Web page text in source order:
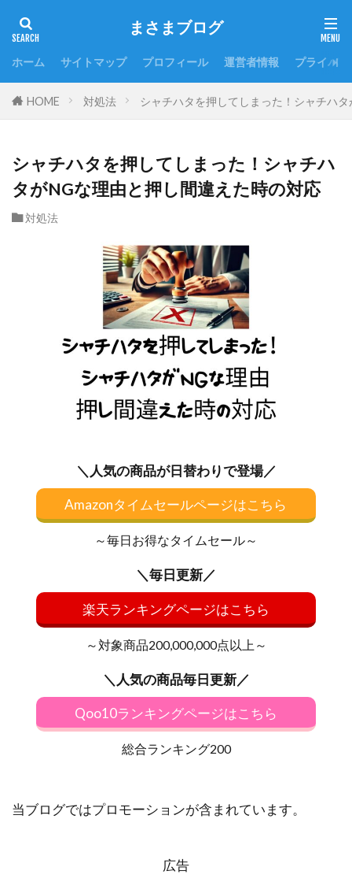
まさまブログ
ホーム サイトマップ プロフィール 運営者情報 プライバ
HOME 対処法 シャチハタを押してしまった！シャチハ
シャチハタを押してしまった！シャチハ
タがNGな理由と押し間違えた時の対応
対処法
＼人気の商品が日替わりで登場／
Amazonタイムセールページはこちら
～毎日お得なタイムセール～
＼毎日更新／
楽天ランキングページはこちら
～対象商品200,000,000点以上～
＼人気の商品毎日更新／
Qoo10ランキングページはこちら
総合ランキング200
当ブログではプロモーションが含まれています。
広告